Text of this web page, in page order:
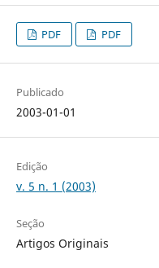
PDF PDF
Publicado
2003-01-01
Edição
v. 5 n. 1 (2003)
Seção
Artigos Originais